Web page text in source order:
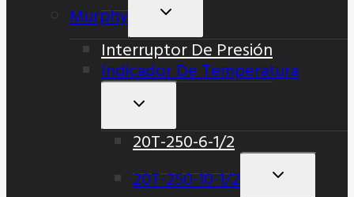
Murphy
Alternar
Hijo
Interruptor De Presión
Indicador De Temperatura
Alternar
Hijo
20T-250-6-1/2
20T-250-10-1/2
Alternar